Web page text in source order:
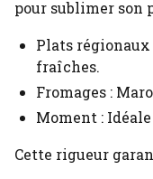
pour sublimer son
Plats régionaux
fraîches.
Fromages :
Moment :
Cette rigueur